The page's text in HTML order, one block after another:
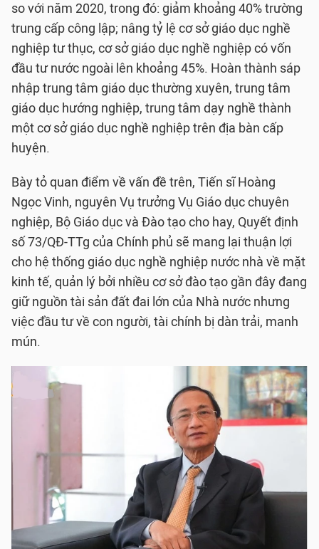
so với năm 2020, trong đó: giảm khoảng 40% trường
trung cấp công lập; nâng tỷ lệ cơ sở giáo dục nghề
nghiệp tư thục, cơ sở giáo dục nghề nghiệp có vốn
đầu tư nước ngoài lên khoảng 45%. Hoàn thành sáp
nhập trung tâm giáo dục thường xuyên, trung tâm
giáo dục hướng nghiệp, trung tâm dạy nghề thành
một cơ sở giáo dục nghề nghiệp trên địa bàn cấp
huyện.
Bày tỏ quan điểm về vấn đề trên, Tiến sĩ Hoàng
Ngọc Vinh, nguyên Vụ trưởng Vụ Giáo dục chuyên
nghiệp, Bộ Giáo dục và Đào tạo cho hay, Quyết định
số 73/QĐ-TTg của Chính phủ sẽ mang lại thuận lợi
cho hệ thống giáo dục nghề nghiệp nước nhà về mặt
kinh tế, quản lý bởi nhiều cơ sở đào tạo gần đây đang
giữ nguồn tài sản đất đai lớn của Nhà nước nhưng
việc đầu tư về con người, tài chính bị dàn trải, manh
mún.